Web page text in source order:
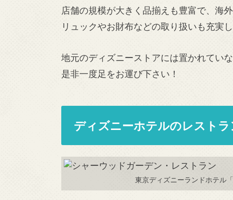
店舗の規模が大きく品揃えも豊富で、海
リュックやお財布などの取り扱いも充実し
地元のディズニーストアには置かれてい
是非一度足をお運び下さい！
ディズニーホテルのレストラ
東京ディズニーランドホテル